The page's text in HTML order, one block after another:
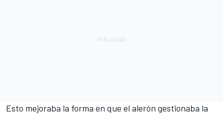
Esto mejoraba la forma en que el alerón gestionaba la